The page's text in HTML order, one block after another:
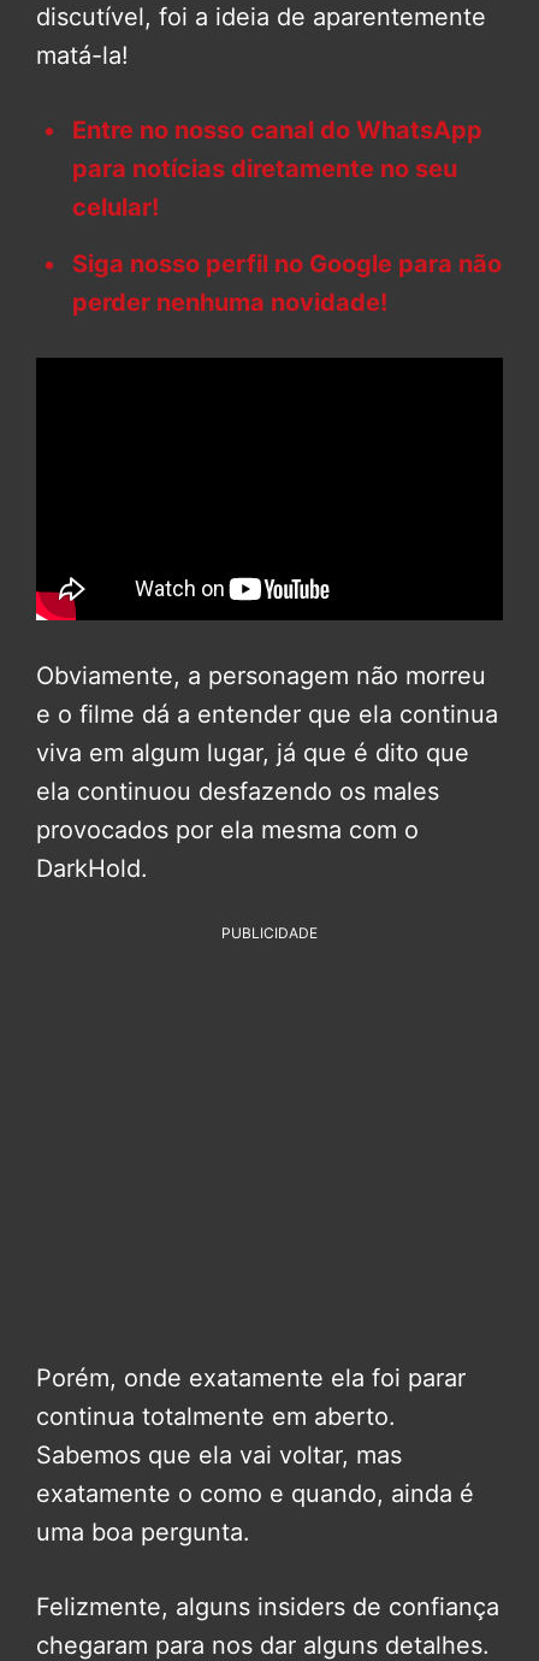
discutível, foi a ideia de aparentemente
matá-la!
Entre no nosso canal do WhatsApp
para notícias diretamente no seu
celular!
Siga nosso perfil no Google para não
perder nenhuma novidade!
Obviamente, a personagem não morreu
e o filme dá a entender que ela continua
viva em algum lugar, já que é dito que
ela continuou desfazendo os males
provocados por ela mesma com o
DarkHold.
PUBLICIDADE
Porém, onde exatamente ela foi parar
continua totalmente em aberto.
Sabemos que ela vai voltar, mas
exatamente o como e quando, ainda é
uma boa pergunta.
Felizmente, alguns insiders de confiança
chegaram para nos dar alguns detalhes.